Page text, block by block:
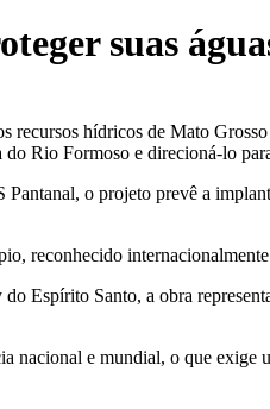
suas
recursos hídricos de Mato
Rio Formoso e direcioná-lo
o projeto prevê a
reconhecido
Espírito Santo, a obra
e mundial, o que exige